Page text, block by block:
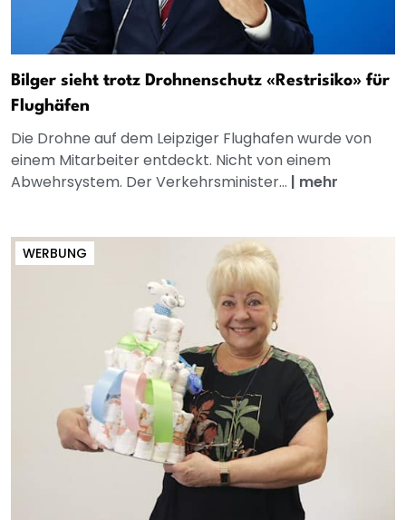
Bilger sieht trotz Drohnenschutz «Restrisiko» für
Flughäfen
Die Drohne auf dem Leipziger Flughafen wurde von
einem Mitarbeiter entdeckt. Nicht von einem
Abwehrsystem. Der Verkehrsminister... | mehr
WERBUNG